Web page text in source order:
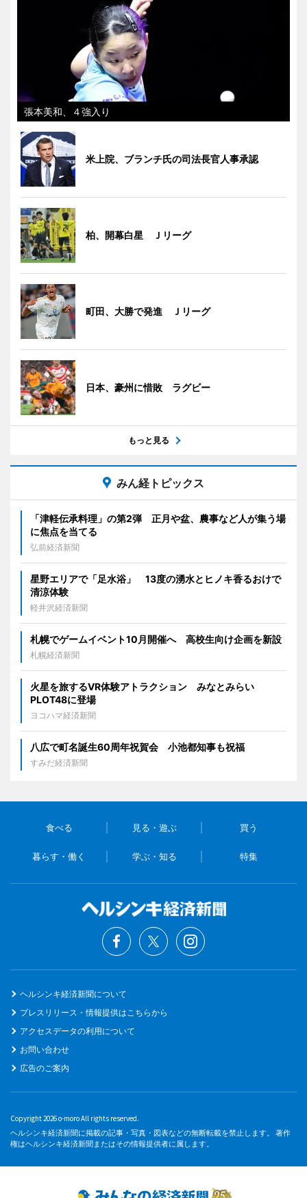
張本美和、４強入り
米上院、ブランチ氏の司法長官人事承認
柏、開幕白星 Ｊリーグ
町田、大勝で発進 Ｊリーグ
日本、豪州に惜敗 ラグビー
もっと見る
みん経トピックス
「津軽伝承料理」の第2弾 正月や盆、農事など人が集う場
に焦点を当てる
弘前経済新聞
星野エリアで「足水浴」 13度の湧水とヒノキ香るおけで
清涼体験
軽井沢経済新聞
札幌でゲームイベント10月開催へ 高校生向け企画を新設
札幌経済新聞
火星を旅するVR体験アトラクション みなとみらい
PLOT48に登場
ヨコハマ経済新聞
八広で町名誕生60周年祝賀会 小池都知事も祝福
すみだ経済新聞
食べる 見る・遊ぶ 買う
暮らす・働く 学ぶ・知る 特集
ヘルシンキ経済新聞について
プレスリリース・情報提供はこちらから
アクセスデータの利用について
お問い合わせ
広告のご案内
Copyright 2026 o-moro All rights reserved.
ヘルシンキ経済新聞に掲載の記事・写真・図表などの無断転載を禁止します。 著作
権はヘルシンキ経済新聞またはその情報提供者に属します。